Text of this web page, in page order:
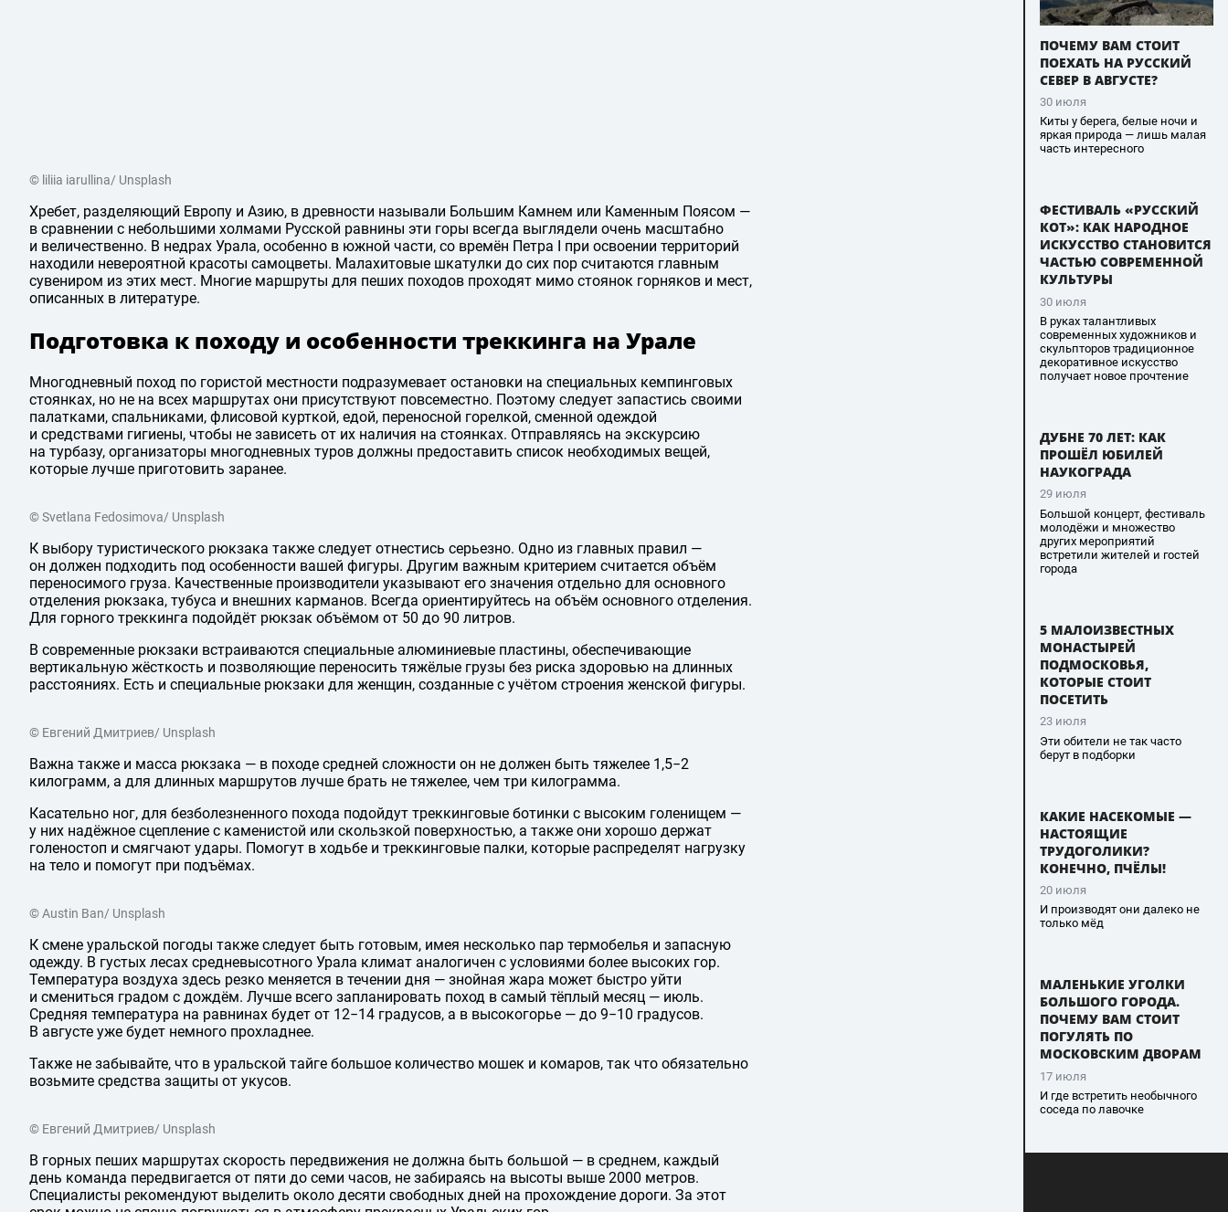
© liliia iarullina/ Unsplash
Хребет, разделяющий Европу и Азию, в древности называли Большим Камнем или Каменным Поясом —
в сравнении с небольшими холмами Русской равнины эти горы всегда выглядели очень масштабно
и величественно. В недрах Урала, особенно в южной части, со времён Петра I при освоении территорий
находили невероятной красоты самоцветы. Малахитовые шкатулки до сих пор считаются главным
сувениром из этих мест. Многие маршруты для пеших походов проходят мимо стоянок горняков и мест,
описанных в литературе.
Подготовка к походу и особенности треккинга на Урале
Многодневный поход по гористой местности подразумевает остановки на специальных кемпинговых
стоянках, но не на всех маршрутах они присутствуют повсеместно. Поэтому следует запастись своими
палатками, спальниками, флисовой курткой, едой, переносной горелкой, сменной одеждой
и средствами гигиены, чтобы не зависеть от их наличия на стоянках. Отправляясь на экскурсию
на турбазу, организаторы многодневных туров должны предоставить список необходимых вещей,
которые лучше приготовить заранее.
© Svetlana Fedosimova/ Unsplash
К выбору туристического рюкзака также следует отнестись серьезно. Одно из главных правил —
он должен подходить под особенности вашей фигуры. Другим важным критерием считается объём
переносимого груза. Качественные производители указывают его значения отдельно для основного
отделения рюкзака, тубуса и внешних карманов. Всегда ориентируйтесь на объём основного отделения.
Для горного треккинга подойдёт рюкзак объёмом от 50 до 90 литров.
В современные рюкзаки встраиваются специальные алюминиевые пластины, обеспечивающие
вертикальную жёсткость и позволяющие переносить тяжёлые грузы без риска здоровью на длинных
расстояниях. Есть и специальные рюкзаки для женщин, созданные с учётом строения женской фигуры.
© Евгений Дмитриев/ Unsplash
Важна также и масса рюкзака — в походе средней сложности он не должен быть тяжелее 1,5−2
килограмм, а для длинных маршрутов лучше брать не тяжелее, чем три килограмма.
Касательно ног, для безболезненного похода подойдут треккинговые ботинки с высоким голенищем —
у них надёжное сцепление с каменистой или скользкой поверхностью, а также они хорошо держат
голеностоп и смягчают удары. Помогут в ходьбе и треккинговые палки, которые распределят нагрузку
на тело и помогут при подъёмах.
© Austin Ban/ Unsplash
К смене уральской погоды также следует быть готовым, имея несколько пар термобелья и запасную
одежду. В густых лесах средневысотного Урала климат аналогичен с условиями более высоких гор.
Температура воздуха здесь резко меняется в течении дня — знойная жара может быстро уйти
и смениться градом с дождём. Лучше всего запланировать поход в самый тёплый месяц — июль.
Средняя температура на равнинах будет от 12−14 градусов, а в высокогорье — до 9−10 градусов.
В августе уже будет немного прохладнее.
Также не забывайте, что в уральской тайге большое количество мошек и комаров, так что обязательно
возьмите средства защиты от укусов.
© Евгений Дмитриев/ Unsplash
В горных пеших маршрутах скорость передвижения не должна быть большой — в среднем, каждый
день команда передвигается от пяти до семи часов, не забираясь на высоты выше 2000 метров.
Специалисты рекомендуют выделить около десяти свободных дней на прохождение дороги. За этот
ПОЧЕМУ ВАМ СТОИТ
ПОЕХАТЬ НА РУССКИЙ
СЕВЕР В АВГУСТЕ?
30 июля
Киты у берега, белые ночи и
яркая природа — лишь малая
часть интересного
ФЕСТИВАЛЬ «РУССКИЙ
КОТ»: КАК НАРОДНОЕ
ИСКУССТВО СТАНОВИТСЯ
ЧАСТЬЮ СОВРЕМЕННОЙ
КУЛЬТУРЫ
30 июля
В руках талантливых
современных художников и
скульпторов традиционное
декоративное искусство
получает новое прочтение
ДУБНЕ 70 ЛЕТ: КАК
ПРОШЁЛ ЮБИЛЕЙ
НАУКОГРАДА
29 июля
Большой концерт, фестиваль
молодёжи и множество
других мероприятий
встретили жителей и гостей
города
5 МАЛОИЗВЕСТНЫХ
МОНАСТЫРЕЙ
ПОДМОСКОВЬЯ,
КОТОРЫЕ СТОИТ
ПОСЕТИТЬ
23 июля
Эти обители не так часто
берут в подборки
КАКИЕ НАСЕКОМЫЕ —
НАСТОЯЩИЕ
ТРУДОГОЛИКИ?
КОНЕЧНО, ПЧЁЛЫ!
20 июля
И производят они далеко не
только мёд
МАЛЕНЬКИЕ УГОЛКИ
БОЛЬШОГО ГОРОДА.
ПОЧЕМУ ВАМ СТОИТ
ПОГУЛЯТЬ ПО
МОСКОВСКИМ ДВОРАМ
17 июля
И где встретить необычного
соседа по лавочке